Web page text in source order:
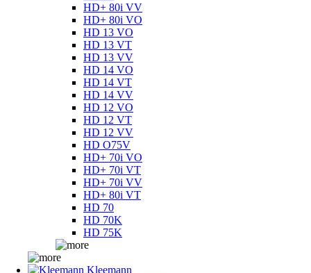
HD+ 80i VV
HD+ 80i VO
HD 13 VO
HD 13 VT
HD 13 VV
HD 14 VO
HD 14 VT
HD 14 VV
HD 12 VO
HD 12 VT
HD 12 VV
HD O75V
HD+ 70i VO
HD+ 70i VT
HD+ 70i VV
HD+ 80i VT
HD 70
HD 70K
HD 75K
Kleemann